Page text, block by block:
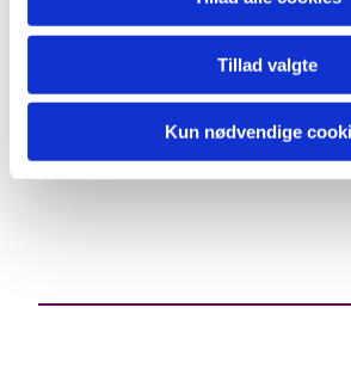
Tillad valgte
Kun nødvendige
sognets beboere
Ring og bestil lørdag mellem kl.
Taxi på tlf. 74 72 29
Kirkekassen afholder